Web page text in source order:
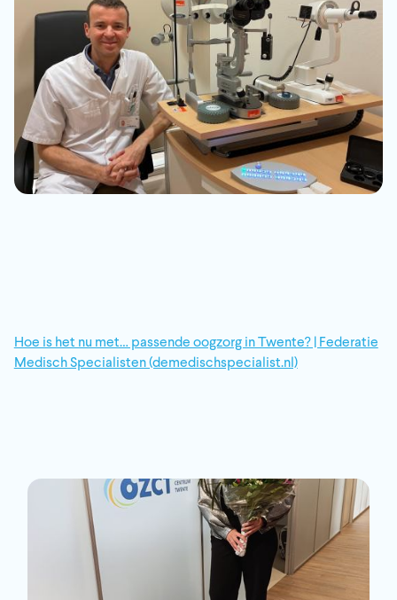
Hoe is het nu met… passende oogzorg in Twente? | Federatie
Medisch Specialisten (demedischspecialist.nl)